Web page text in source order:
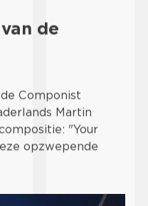
de
Componist
Martin
"Your
opzwepende